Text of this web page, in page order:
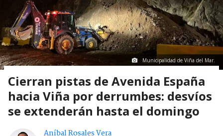
Municipalidad de Viña del Mar.
Cierran pistas de Avenida España
hacia Viña por derrumbes: desvíos
se extenderán hasta el domingo